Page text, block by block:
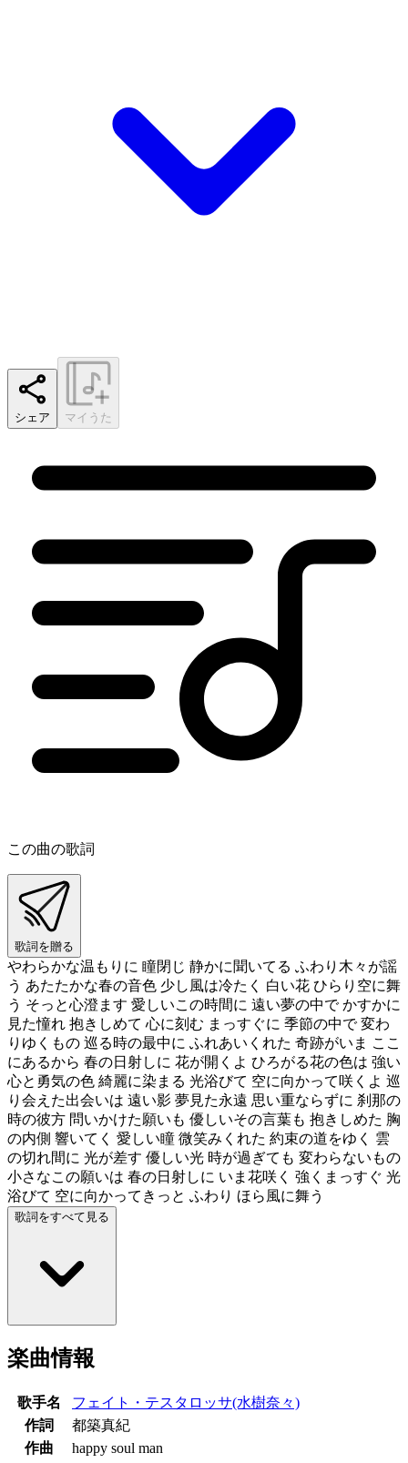
シェア マイうた
この曲の歌詞
歌詞を贈る
やわらかな温もりに 瞳閉じ 静かに聞いてる ふわり木々が謡
う あたたかな春の音色 少し風は冷たく 白い花 ひらり空に舞
う そっと心澄ます 愛しいこの時間に 遠い夢の中で かすかに
見た憧れ 抱きしめて 心に刻む まっすぐに 季節の中で 変わ
りゆくもの 巡る時の最中に ふれあいくれた 奇跡がいま ここ
にあるから 春の日射しに 花が開くよ ひろがる花の色は 強い
心と勇気の色 綺麗に染まる 光浴びて 空に向かって咲くよ 巡
り会えた出会いは 遠い影 夢見た永遠 思い重ならずに 刹那の
時の彼方 問いかけた願いも 優しいその言葉も 抱きしめた 胸
の内側 響いてく 愛しい瞳 微笑みくれた 約束の道をゆく 雲
の切れ間に 光が差す 優しい光 時が過ぎても 変わらないもの
小さなこの願いは 春の日射しに いま花咲く 強くまっすぐ 光
浴びて 空に向かってきっと ふわり ほら風に舞う
歌詞をすべて見る
楽曲情報
歌手名
フェイト・テスタロッサ(水樹奈々)
作詞
都築真紀
作曲
happy soul man